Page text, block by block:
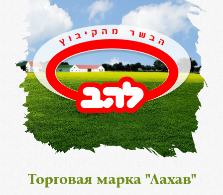
Торговая марка "Лахав"